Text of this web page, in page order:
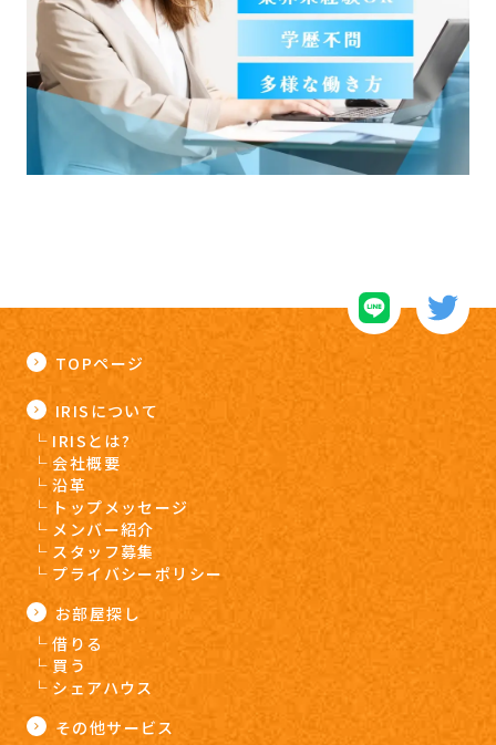
TOPページ
IRISについて
IRISとは?
会社概要
沿革
トップメッセージ
メンバー紹介
スタッフ募集
プライバシーポリシー
お部屋探し
借りる
買う
シェアハウス
その他サービス